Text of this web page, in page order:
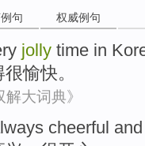
句 权威例句
jolly time in
很愉快。
解大词典》
cheerful